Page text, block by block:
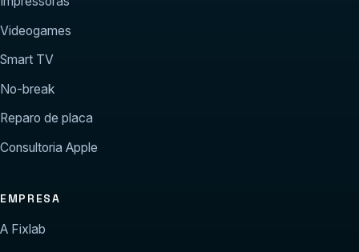
Videogames
Smart TV
No-break
Reparo de placa
Consultoria Apple
EMPRESA
A Fixlab